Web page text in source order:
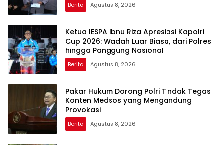
Berita Agustus 8, 2026
Ketua IESPA Ibnu Riza Apresiasi Kapolri
Cup 2026: Wadah Luar Biasa, dari Polres
hingga Panggung Nasional
Berita Agustus 8, 2026
Pakar Hukum Dorong Polri Tindak Tegas
Konten Medsos yang Mengandung
Provokasi
Berita Agustus 8, 2026